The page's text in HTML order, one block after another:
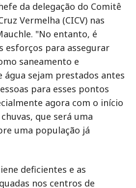
da delegação do Comitê
Vermelha (CICV) nas
"No entanto, é
esforços para assegurar
saneamento e
água sejam prestados antes
para esses pontos
agora com o início
que será uma
uma população já
deficientes e as
nos centros de